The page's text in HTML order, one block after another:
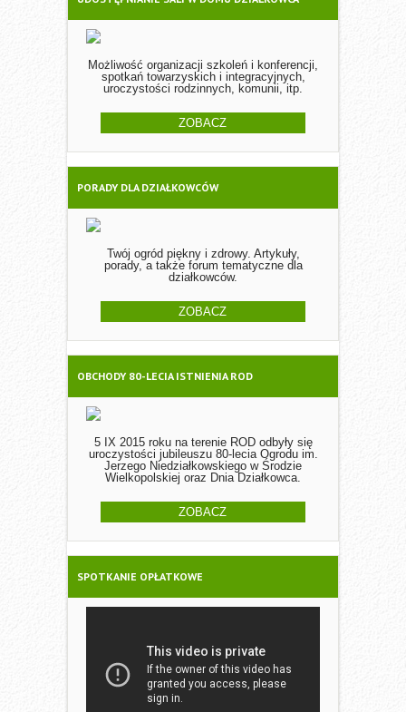
Możliwość organizacji szkoleń i konferencji,
spotkań towarzyskich i integracyjnych,
uroczystości rodzinnych, komunii, itp.
ZOBACZ
PORADY DLA DZIAŁKOWCÓW
Twój ogród piękny i zdrowy. Artykuły,
porady, a także forum tematyczne dla
działkowców.
ZOBACZ
OBCHODY 80-LECIA ISTNIENIA ROD
5 IX 2015 roku na terenie ROD odbyły się
uroczystości jubileuszu 80-lecia Ogrodu im.
Jerzego Niedziałkowskiego w Środzie
Wielkopolskiej oraz Dnia Działkowca.
ZOBACZ
SPOTKANIE OPŁATKOWE